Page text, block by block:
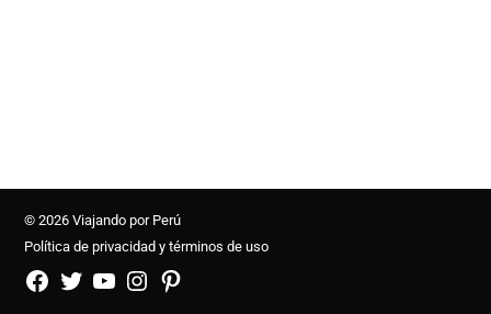
© 2026 Viajando por Perú
Política de privacidad y términos de uso
FB
TW YouTubeInstagramPinterest